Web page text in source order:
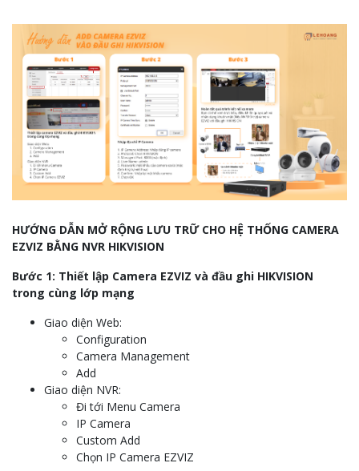
HƯỚNG DẪN MỞ RỘNG LƯU TRỮ CHO HỆ THỐNG CAMERA
EZVIZ BẰNG NVR HIKVISION
trong cùng lớp mạng
Configuration
Camera Management
Add
Giao diện NVR:
Đi tới Menu Camera
IP Camera
Custom Add
Chọn IP Camera EZVIZ